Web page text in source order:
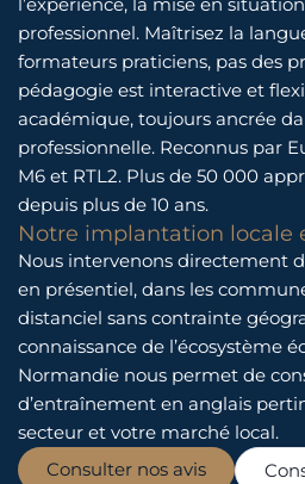
l’expérience, la mise en
professionnel. Maîtrisez la
formateurs praticiens, pas des
pédagogie est interactive et
académique, toujours ancrée
professionnelle. Reconnus par
M6 et RTL2. Plus de 50 000
depuis plus de 10 ans.
Notre implantation locale
Nous intervenons directement
en présentiel, dans les
distanciel sans contrainte
connaissance de l’écosystème
Normandie nous permet de
d’entraînement en anglais
secteur et votre marché local.
Consulter nos avis